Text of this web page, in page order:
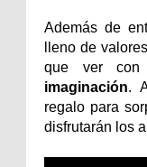
Además de
lleno de
que ver
imaginación.
regalo para
disfrutarán los